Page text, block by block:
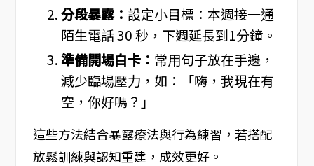
分段暴露： 設定小目標：本週接一通
陌生電話 30 秒，下週延長到1分鐘。
準備開場白卡： 常用句子放在手邊，
減少臨場壓力，如：「嗨，我現在有
空，你好嗎？」
這些方法結合暴露療法與行為練習，若搭配
放鬆訓練與認知重建，成效更好。